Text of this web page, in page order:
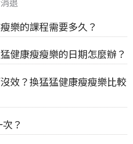
樂的課程需要多久？
健康瘦瘦樂的日期怎麼辦？
效？換猛猛健康瘦瘦樂比較
？